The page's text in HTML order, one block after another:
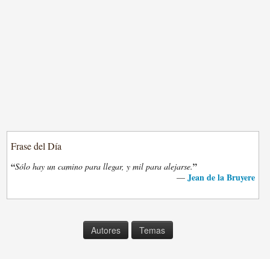
Frase del Día
“Sólo hay un camino para llegar, y mil para alejarse.”
— Jean de la Bruyere
Autores Temas